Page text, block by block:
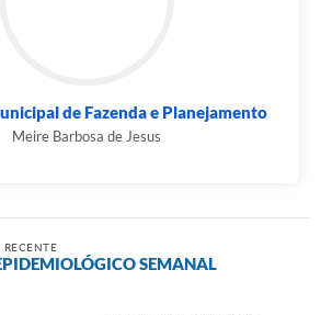
de Fazenda e Planejamento
Meire Barbosa de Jesus
SEMANAL